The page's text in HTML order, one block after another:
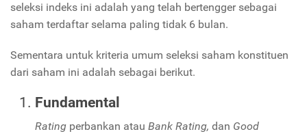
seleksi indeks ini adalah yang telah bertengger sebagai
saham terdaftar selama paling tidak 6 bulan.
Sementara untuk kriteria umum seleksi saham konstituen
dari saham ini adalah sebagai berikut.
Fundamental
Rating perbankan atau Bank Rating, dan Good